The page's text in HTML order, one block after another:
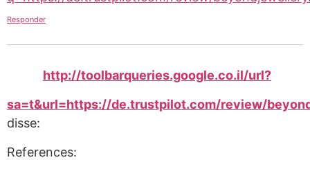
Responder
http://toolbarqueries.google.co.il/url?
sa=t&url=https://de.trustpilot.com/review/
disse:
References: